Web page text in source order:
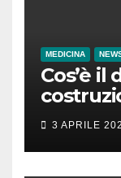
MEDICINA
Cos’è il
3 APRILE